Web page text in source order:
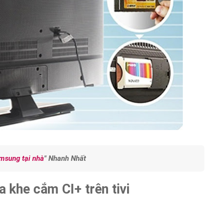
tại nhà" Nhanh Nhất
khe cắm CI+ trên tivi